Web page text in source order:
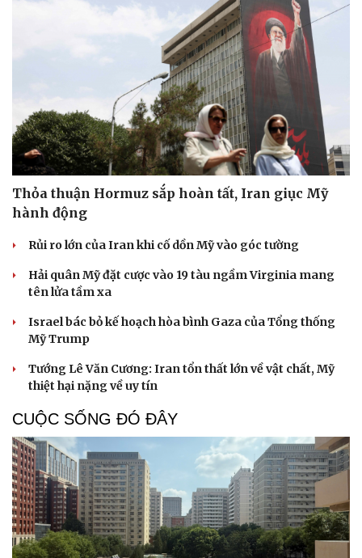
Thỏa thuận Hormuz sắp hoàn tất, Iran giục Mỹ
hành động
Rủi ro lớn của Iran khi cố dồn Mỹ vào góc tường
Hải quân Mỹ đặt cược vào 19 tàu ngầm Virginia mang
tên lửa tầm xa
Israel bác bỏ kế hoạch hòa bình Gaza của Tổng thống
Mỹ Trump
Tướng Lê Văn Cương: Iran tổn thất lớn về vật chất, Mỹ
thiệt hại nặng về uy tín
CUỘC SỐNG ĐÓ ĐÂY